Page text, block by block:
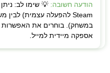
הודעה חשובה: 💡 שימו לב:
במשחק). בוחרים את
אספקה מיידית למייל.